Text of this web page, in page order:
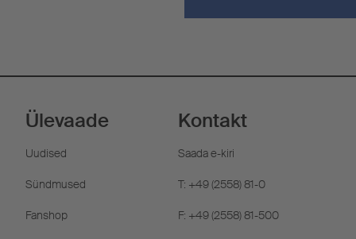
Ülevaade
Uudised
Sündmused
Fanshop
Kontakt
Saada e-kiri
T: +49 (2558) 81-0
F: +49 (2558) 81-500